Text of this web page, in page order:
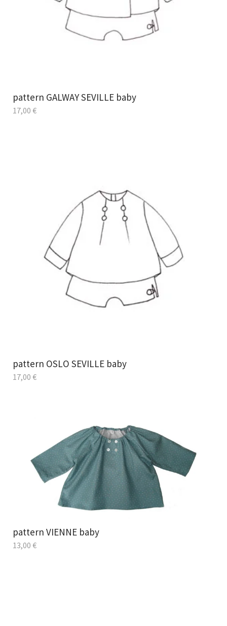
pattern GALWAY SEVILLE baby
17,00 €
pattern OSLO SEVILLE baby
17,00 €
pattern VIENNE baby
13,00 €